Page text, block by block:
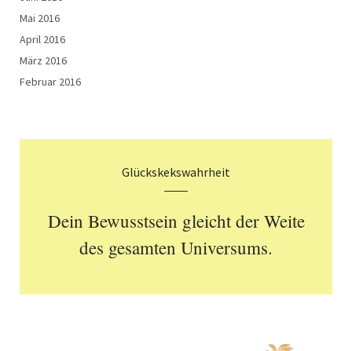
Mai 2016
April 2016
März 2016
Februar 2016
Glückskekswahrheit
Dein Bewusstsein gleicht der Weite
des gesamten Universums.